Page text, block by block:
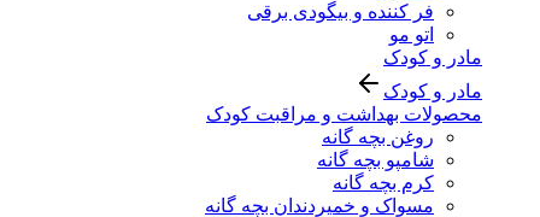
فر کننده و بیگودی برقی
اتو مو
مادر و کودک
مادر و کودک
محصولات بهداشت و مراقبت کودک
روغن بچه گانه
شامپو بچه گانه
کرم بچه گانه
مسواک و خمیردندان بچه گانه